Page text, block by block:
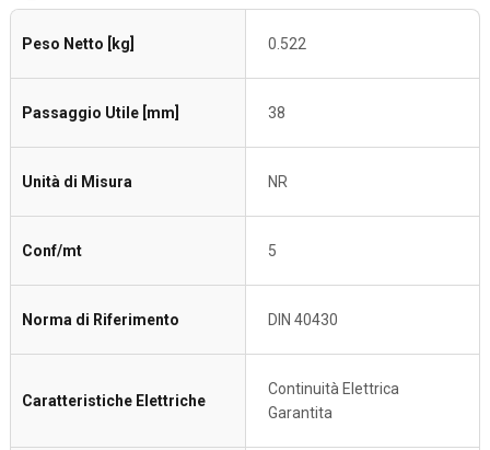
Peso Netto [kg] 0.522
Passaggio Utile [mm] 38
Unità di Misura NR
Conf/mt 5
Norma di Riferimento DIN 40430
Caratteristiche Elettriche
Continuità Elettrica
Garantita